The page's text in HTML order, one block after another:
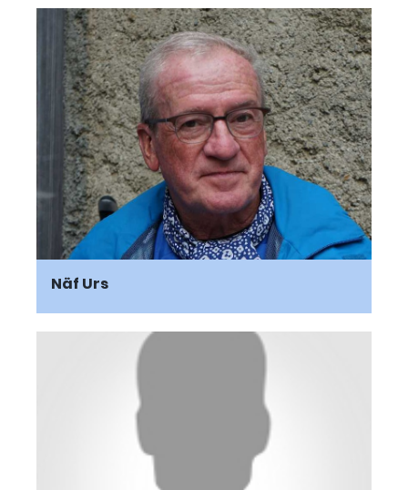
Näf Urs